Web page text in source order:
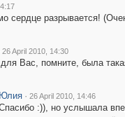
сердце разрывается!
26 April 2010, 14:30
для Вас, помните, была
Юлия · 26 April 2010, 14:46
:)), но услышала